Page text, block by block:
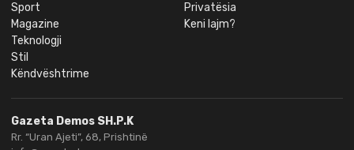
Sport
Magazine
Teknologji
Stil
Këndvështrime
Privatësia
Keni lajm?
Gazeta Demos SH.P.K
Rr. “Uran Ajeti”, 68, Prishtinë